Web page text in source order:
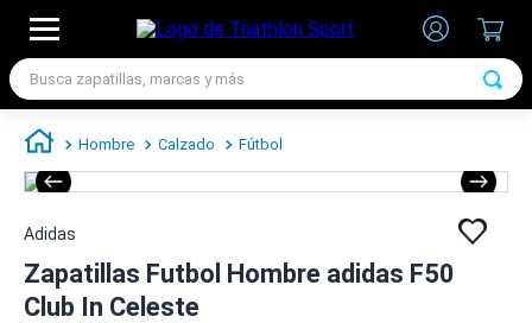
Busca zapatillas, marcas y más
Hombre Calzado Fútbol
Adidas
Zapatillas Futbol Hombre adidas F50
Club In Celeste
TÉRMINOS MÁS BUSCADOS
1.
3.
zapatillas adidas hombre
4.
zapatillas adidas mujer